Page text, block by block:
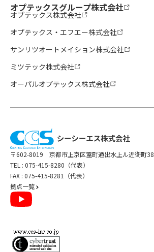
オプテックスグループ株式会社
オプテックス株式会社
オプテックス・エフエー株式会社
サンリツオートメイション株式会社
ミツテック株式会社
オーパルオプテックス株式会社
〒602-8019 京都市上京区室町通出水上ル近衛町38
TEL : 075-415-8280（代表）
FAX : 075-415-8281（代表）
拠点一覧